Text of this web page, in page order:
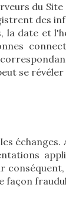
du
des
la date et
se
façon